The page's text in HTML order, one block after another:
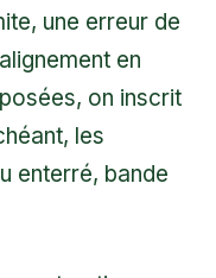
une erreur de
en
on inscrit
les
enterré, bande